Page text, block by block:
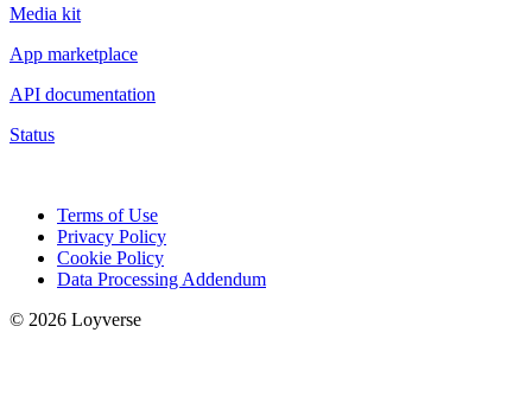
Media kit
App marketplace
API documentation
Status
Terms of Use
Privacy Policy
Cookie Policy
Data Processing Addendum
© 2026 Loyverse